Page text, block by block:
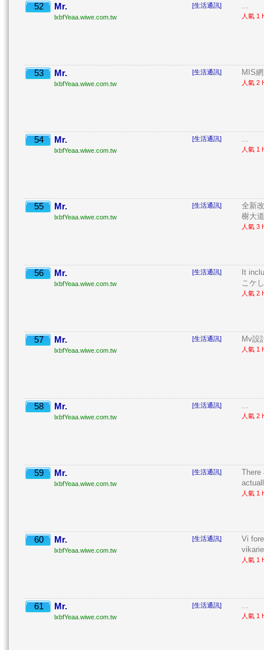
52 Mr.
lxbfYeaa.wiwe.com.tw
[生活通訊] ...
人氣 1
53 Mr.
lxbfYeaa.wiwe.com.tw
[生活通訊] MIS
人氣 2
54 Mr.
lxbfYeaa.wiwe.com.tw
[生活通訊] ...
人氣 1
55 Mr.
lxbfYeaa.wiwe.com.tw
[生活通訊]
全新
榭大
人氣 3
56 Mr.
lxbfYeaa.wiwe.com.tw
[生活通訊]
It
こケ
人氣 2
57 Mr.
lxbfYeaa.wiwe.com.tw
[生活通訊] Mv設
人氣 1
58 Mr.
lxbfYeaa.wiwe.com.tw
[生活通訊] ...
人氣 2
59 Mr.
lxbfYeaa.wiwe.com.tw
[生活通訊]
There
人氣 1
60 Mr.
lxbfYeaa.wiwe.com.tw
[生活通訊]
Vi
人氣 1
61 Mr.
lxbfYeaa.wiwe.com.tw
[生活通訊] ...
人氣 1